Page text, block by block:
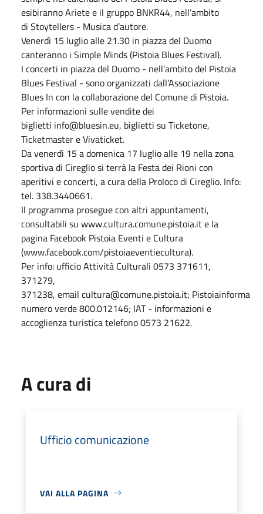
esibiranno Ariete e il gruppo BNKR44, nell’ambito
di Stoytellers - Musica d’autore.
Venerdì 15 luglio alle 21.30 in piazza del Duomo
canteranno i Simple Minds (Pistoia Blues Festival).
I concerti in piazza del Duomo - nell’ambito del Pistoia
Blues Festival - sono organizzati dall’Associazione
Blues In con la collaborazione del Comune di Pistoia.
Per informazioni sulle vendite dei
biglietti info@bluesin.eu, biglietti su Ticketone,
Ticketmaster e Vivaticket.
Da venerdì 15 a domenica 17 luglio alle 19 nella zona
sportiva di Cireglio si terrà la Festa dei Rioni con
aperitivi e concerti, a cura della Proloco di Cireglio. Info:
tel. 338.3440661.
Il programma prosegue con altri appuntamenti,
consultabili su www.cultura.comune.pistoia.it e la
pagina Facebook Pistoia Eventi e Cultura
(www.facebook.com/pistoiaeventiecultura).
Per info: ufficio Attività Culturali 0573 371611,
371279,
371238, email cultura@comune.pistoia.it; Pistoiainforma
numero verde 800.012146; IAT - informazioni e
accoglienza turistica telefono 0573 21622.
A cura di
Ufficio comunicazione
VAI ALLA PAGINA